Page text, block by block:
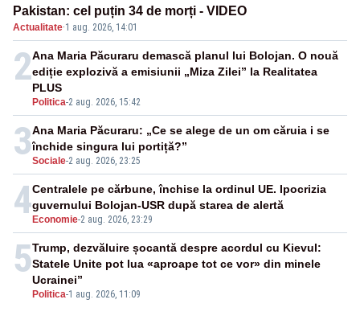
Pakistan: cel puțin 34 de morți - VIDEO
Actualitate·1 aug. 2026, 14:01
2
Politica-2 aug. 2026, 15:42
Ana Maria Păcuraru demască planul lui Bolojan. O nouă
ediție explozivă a emisiunii „Miza Zilei” la Realitatea
PLUS
3Sociale-2 aug. 2026, 23:25
Ana Maria Păcuraru: „Ce se alege de un om căruia i se
închide singura lui portiță?”
4 Economie-2 aug. 2026, 23:29
Centralele pe cărbune, închise la ordinul UE. Ipocrizia
guvernului Bolojan-USR după starea de alertă
5
Politica-1 aug. 2026, 11:09
Trump, dezvăluire șocantă despre acordul cu Kievul:
Statele Unite pot lua «aproape tot ce vor» din minele
Ucrainei”